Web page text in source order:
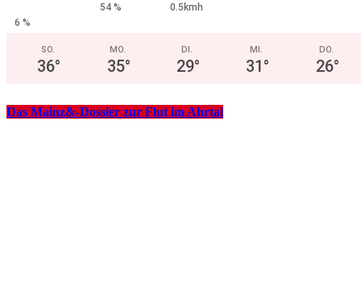
54 %
0.5kmh
6 %
SO.
36°
MO.
35°
DI.
29°
MI.
31°
DO.
26°
Das Mainz&-Dossier zur Flut im Ahrtal